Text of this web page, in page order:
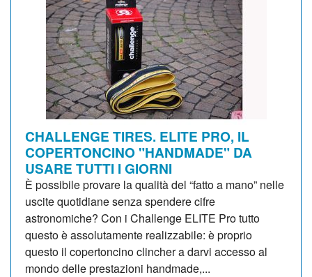
CHALLENGE TIRES. ELITE PRO, IL
COPERTONCINO "HANDMADE" DA
USARE TUTTI I GIORNI
È possibile provare la qualità del “fatto a mano” nelle
uscite quotidiane senza spendere cifre
astronomiche? Con i Challenge ELITE Pro tutto
questo è assolutamente realizzabile: è proprio
questo il copertoncino clincher a darvi accesso al
mondo delle prestazioni handmade,...